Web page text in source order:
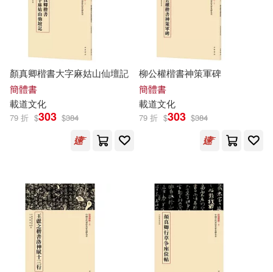
顏真卿楷書大字麻姑山仙壇記
簡體書
載道文化
79 折 $303 $384
柳公權楷書神策軍碑
簡體書
載道文化
79 折 $303 $384